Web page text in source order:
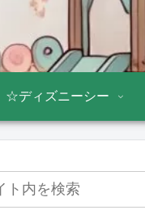
☆ディズニーシー